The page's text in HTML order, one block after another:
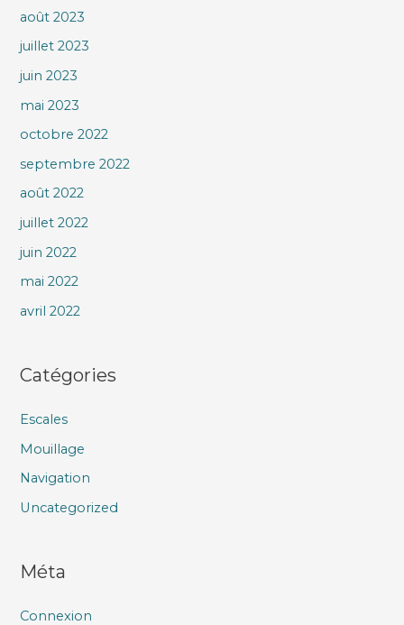
août 2023
juillet 2023
juin 2023
mai 2023
octobre 2022
septembre 2022
août 2022
juillet 2022
juin 2022
mai 2022
avril 2022
Catégories
Escales
Mouillage
Navigation
Uncategorized
Méta
Connexion